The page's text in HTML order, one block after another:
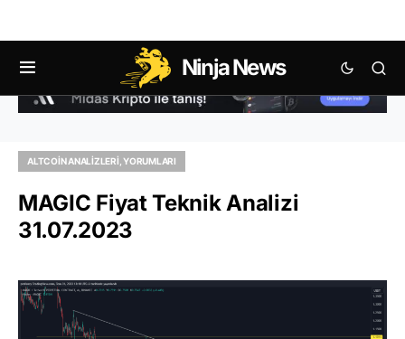
Ninja News
ALTCOIN ANALIZLERI, YORUMLARI
MAGIC Fiyat Teknik Analizi
31.07.2023